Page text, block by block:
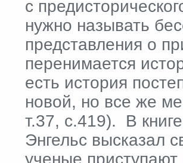
с
нужно называть
представления о
перенимается
есть история
новой, но все же
т.37, с.419). В
Энгельс высказал
ученые